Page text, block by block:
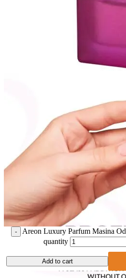
Areon Luxury Parfum Masina
quantity
Add to cart